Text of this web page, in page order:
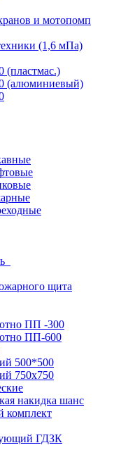
и мотопомп
(1,6 мПа)
(алюминиевый)
щита
ПП -300
ПП-600
500*500
750х750
накидка шанс
комплект
ГДЗК